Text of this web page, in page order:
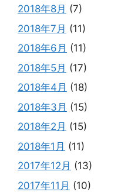
2018年8月 (7)
2018年7月 (11)
2018年6月 (11)
2018年5月 (17)
2018年4月 (18)
2018年3月 (15)
2018年2月 (15)
2018年1月 (11)
2017年12月 (13)
2017年11月 (10)